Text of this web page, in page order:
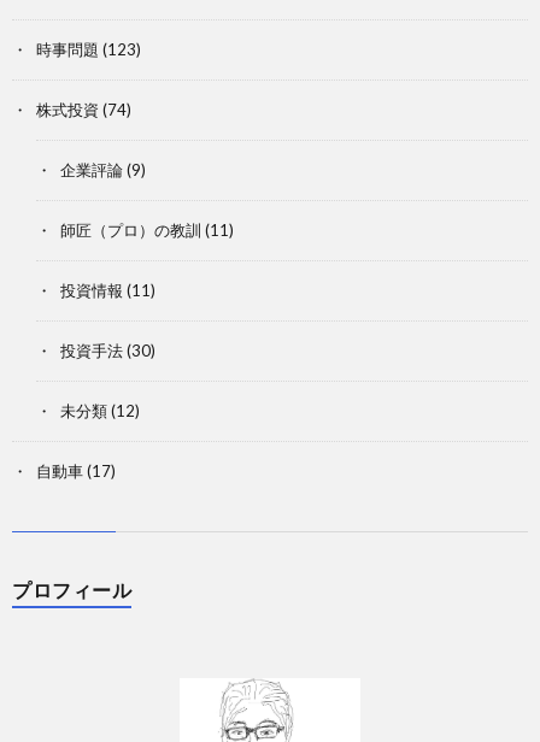
時事問題 (123)
株式投資 (74)
企業評論(9)
師匠（プロ）の教訓 (11)
投資情報 (11)
投資手法(30)
未分類(12)
自動車(17)
プロフィール